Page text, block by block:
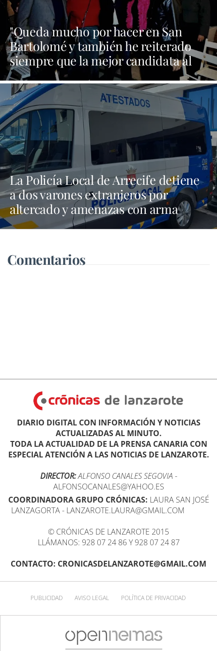
"Queda mucho por hacer en San
Bartolomé y también he reiterado
siempre que la mejor candidata al
Cabildo es María Dolores Corujo"
La Policía Local de Arrecife detiene
a dos varones extranjeros por
altercado y amenazas con arma
blanca
Comentarios
DIARIO DIGITAL CON INFORMACIÓN Y NOTICIAS
ACTUALIZADAS AL MINUTO.
TODA LA ACTUALIDAD DE LA PRENSA CANARIA CON
ESPECIAL ATENCIÓN A LAS NOTICIAS DE LANZAROTE.
DIRECTOR:ALFONSO CANALES SEGOVIA -
ALFONSOCANALES@YAHOO.ES
COORDINADORA GRUPO CRÓNICAS: LAURA SAN JOSÉ
LANZAGORTA - LANZAROTE.LAURA@GMAIL.COM
© CRÓNICAS DE LANZAROTE 2015
LLÁMANOS: 928 07 24 86 Y 928 07 24 87
CONTACTO: CRONICASDELANZAROTE@GMAIL.COM
PUBLICIDAD AVISO LEGAL POLÍTICA DE PRIVACIDAD